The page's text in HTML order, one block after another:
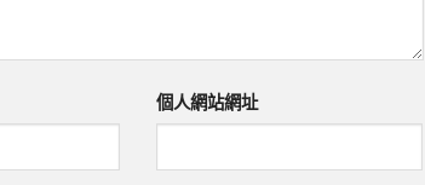
個人網站網址